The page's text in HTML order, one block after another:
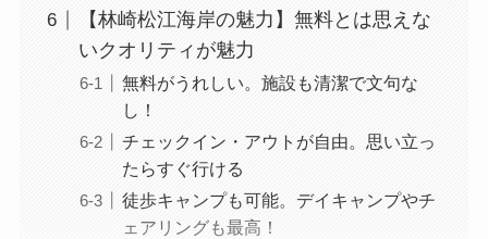
【林崎松江海岸の魅力】無料とは思えな
いクオリティが魅力
無料がうれしい。施設も清潔で文句な
し！
チェックイン・アウトが自由。思い立っ
たらすぐ行ける
徒歩キャンプも可能。デイキャンプやチ
ェアリングも最高！